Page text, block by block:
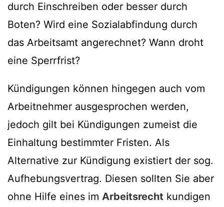
durch Einschreiben oder besser durch
Boten? Wird eine Sozialabfindung durch
das Arbeitsamt angerechnet? Wann droht
eine Sperrfrist?
Kündigungen können hingegen auch vom
Arbeitnehmer ausgesprochen werden,
jedoch gilt bei Kündigungen zumeist die
Einhaltung bestimmter Fristen. Als
Alternative zur Kündigung existiert der sog.
Aufhebungsvertrag. Diesen sollten Sie aber
ohne Hilfe eines im Arbeitsrecht kundigen